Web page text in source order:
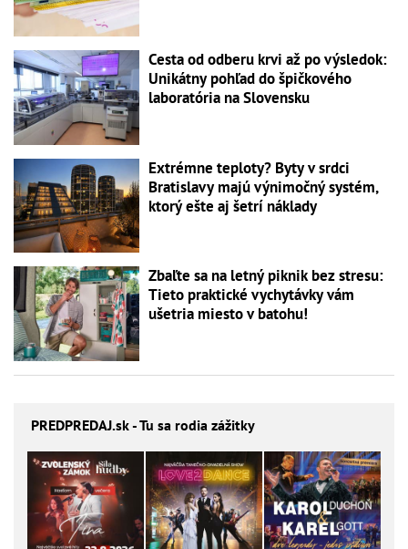
Cesta od odberu krvi až po výsledok:
Unikátny pohľad do špičkového
laboratória na Slovensku
Extrémne teploty? Byty v srdci
Bratislavy majú výnimočný systém,
ktorý ešte aj šetrí náklady
Zbaľte sa na letný piknik bez stresu:
Tieto praktické vychytávky vám
ušetria miesto v batohu!
PREDPREDAJ.sk - Tu sa rodia zážitky